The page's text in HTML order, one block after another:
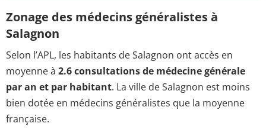
Zonage des médecins généralistes à
Salagnon
Selon l’APL, les habitants de Salagnon ont accès en
moyenne à 2.6 consultations de médecine générale
par an et par habitant. La ville de Salagnon est moins
bien dotée en médecins généralistes que la moyenne
française.